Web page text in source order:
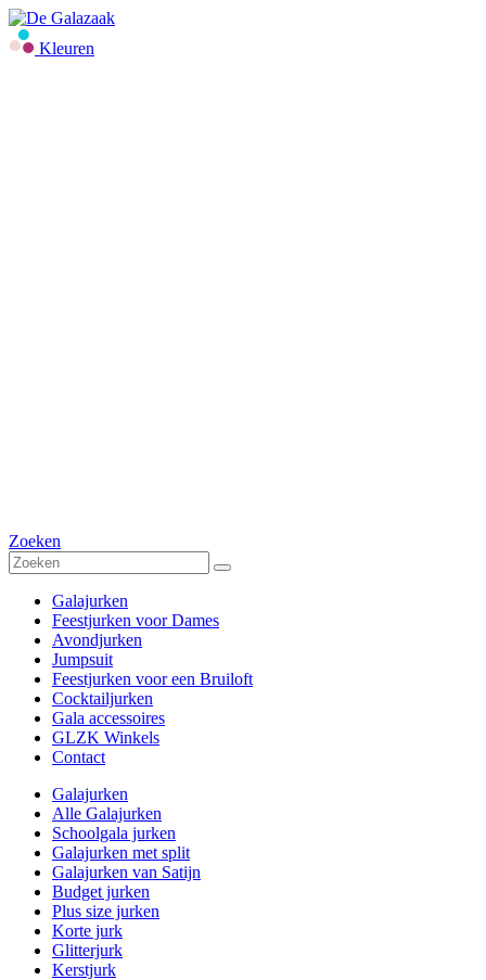
Kleuren
Zoeken
Galajurken
Feestjurken voor Dames
Avondjurken
Jumpsuit
Feestjurken voor een Bruiloft
Cocktailjurken
Gala accessoires
GLZK Winkels
Contact
Galajurken
Alle Galajurken
Schoolgala jurken
Galajurken met split
Galajurken van Satijn
Budget jurken
Plus size jurken
Korte jurk
Glitterjurk
Kerstjurk